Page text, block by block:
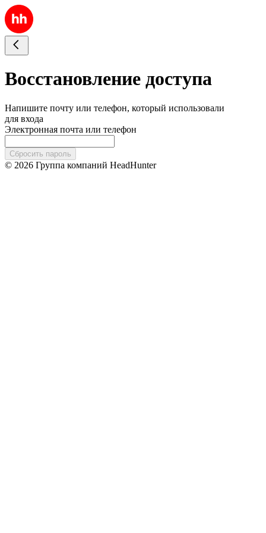
Восстановление доступа
Напишите почту или телефон, который использовали
для входа
Электронная почта или телефон
Сбросить пароль
© 2026 Группа компаний HeadHunter